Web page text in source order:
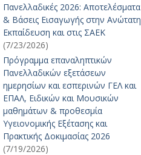
Πανελλαδικές 2026: Αποτελέσματα
& Βάσεις Εισαγωγής στην Ανώτατη
Εκπαίδευση και στις ΣΑΕΚ
(7/23/2026)
Πρόγραμμα επαναληπτικών
Πανελλαδικών εξετάσεων
ημερησίων και εσπερινών ΓΕΛ και
ΕΠΑΛ, Ειδικών και Μουσικών
μαθημάτων & προθεσμία
Υγειονομικής Εξέτασης και
Πρακτικής Δοκιμασίας 2026
(7/19/2026)